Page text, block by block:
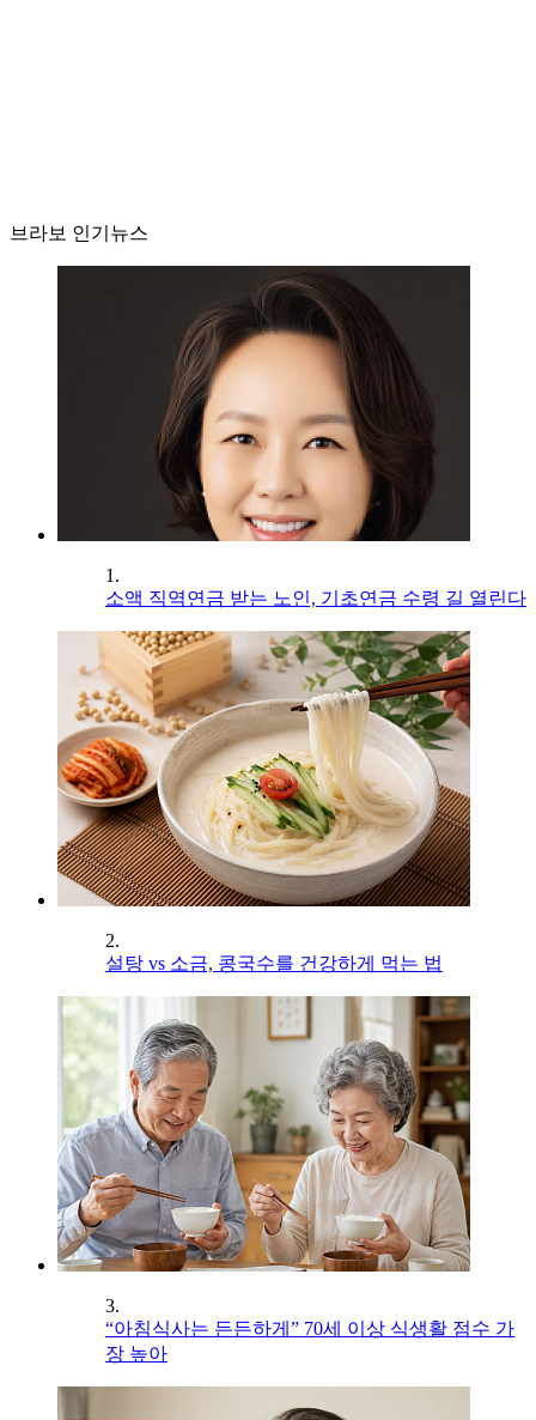
브라보 인기뉴스
1.
소액 직역연금 받는 노인, 기초연금 수령 길 열린다
2.
설탕 vs 소금, 콩국수를 건강하게 먹는 법
3.
“아침식사는 든든하게” 70세 이상 식생활 점수 가
장 높아